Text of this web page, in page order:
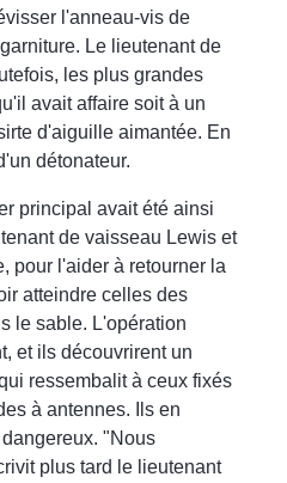
l'anneau-vis de
Le lieutenant de
les plus grandes
avait affaire soit à un
d'aiguille aimantée. En
détonateur.
principal avait été ainsi
de vaisseau Lewis et
pour l'aider à retourner la
atteindre celles des
le sable. L'opération
et ils découvrirent un
ressembalit à ceux fixés
à antennes. Ils en
"Nous
plus tard le lieutenant